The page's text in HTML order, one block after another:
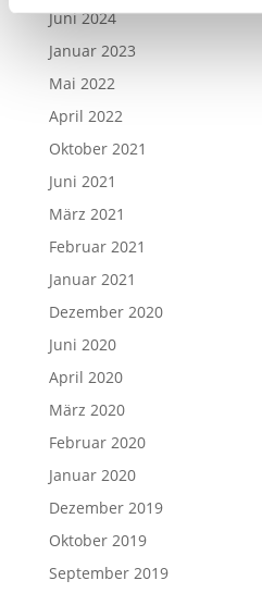
Juni 2024
Januar 2023
Mai 2022
April 2022
Oktober 2021
Juni 2021
März 2021
Februar 2021
Januar 2021
Dezember 2020
Juni 2020
April 2020
März 2020
Februar 2020
Januar 2020
Dezember 2019
Oktober 2019
September 2019